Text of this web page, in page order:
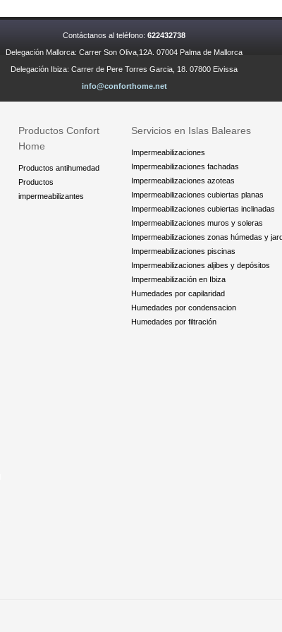
Contáctanos al teléfono: 622432738
Delegación Mallorca: Carrer Son Oliva,12A. 07004 Palma de Mallorca
Delegación Ibiza: Carrer de Pere Torres Garcia, 18. 07800 Eivissa
info@conforthome.net
Productos Confort
Home
Productos antihumedad
Productos
impermeabilizantes
Servicios en Islas Baleares
Impermeabilizaciones
Impermeabilizaciones fachadas
Impermeabilizaciones azoteas
Impermeabilizaciones cubiertas planas
Impermeabilizaciones cubiertas inclinadas
Impermeabilizaciones muros y soleras
Impermeabilizaciones zonas húmedas y
Impermeabilizaciones piscinas
Impermeabilizaciones aljibes y depósitos
Impermeabilización en Ibiza
Humedades por capilaridad
Humedades por condensacion
Humedades por filtración